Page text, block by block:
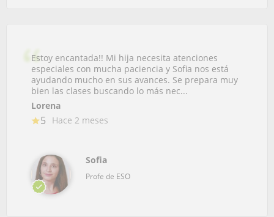
Estoy encantada!! Mi hija necesita atenciones
especiales con mucha paciencia y Sofia nos está
ayudando mucho en sus avances. Se prepara muy
bien las clases buscando lo más nec...
Lorena
5 Hace 2 meses
Sofia
Profe de ESO